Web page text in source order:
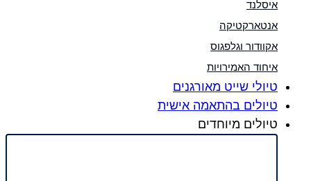
איסלנד
אנטארקטיקה
אקוודור וגלפגוס
איחוד האמירויות
טיולי שייט מאורגנים
טיולים בהתאמה אישית
טיולים מיוחדים